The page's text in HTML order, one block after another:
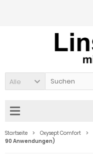
Alle
Startseite Oxysept Comfort
90 Anwendungen)